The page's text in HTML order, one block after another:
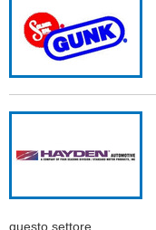
questo settore.